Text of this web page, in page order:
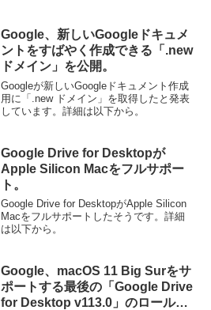
Google、新しいGoogleドキュメ
ントをすばやく作成できる「.new
ドメイン」を公開。
Googleが新しいGoogleドキュメント作成
用に「.new ドメイン」を取得したと発表
しています。詳細は以下から。
Google Drive for Desktopが
Apple Silicon Macをフルサポー
ト。
Google Drive for DesktopがApple Silicon
Macをフルサポートしたそうです。詳細
は以下から。
Google、macOS 11 Big Surをサ
ポートする最後の「Google Drive
for Desktop v113.0」のロールア